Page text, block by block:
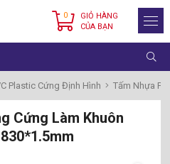
0
GIỎ HÀNG
CỦA BẠN
Plastic Cứng Định Hình Tấm Nhựa
Cứng Làm Khuôn